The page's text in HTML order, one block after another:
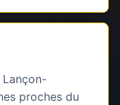
Lançon-
proches du